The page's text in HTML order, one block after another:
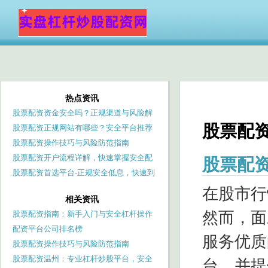
股票配
股票配
在股市
然而，
服务优
热点资讯
股票配资资金安全吗？正规渠道与风险解
析
股票配资正规网站有哪些？安全平台推荐
与选择指南
股票配资操作技巧与风险防范指南
股票配资开户流程详解，快速掌握安全配
资方法
股票配资首选平台-正规安全低息，快速到
相关资讯
股票配资指南：新手入门与安全杠杆操作
全攻略
配资平台公司排名榜
股票配资操作技巧与风险防范指南
股票配资温州：专业杠杆炒股平台，安全